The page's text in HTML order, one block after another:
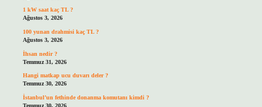
1 kW saat kaç TL ?
Ağustos 3, 2026
100 yunan drahmisi kaç TL ?
Ağustos 3, 2026
İhsan nedir ?
Temmuz 31, 2026
Hangi matkap ucu duvarı deler ?
Temmuz 30, 2026
İstanbul’un fethinde donanma komutanı kimdi ?
Temmuz 30, 2026